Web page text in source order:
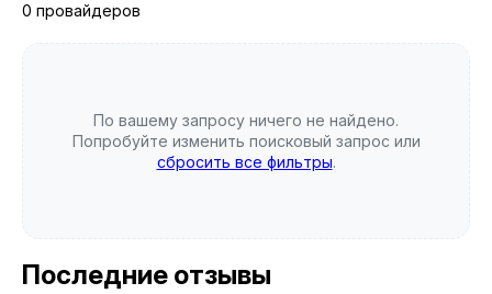
0 провайдеров
По вашему запросу ничего не найдено.
Попробуйте изменить поисковый запрос или
сбросить все фильтры.
Последние отзывы